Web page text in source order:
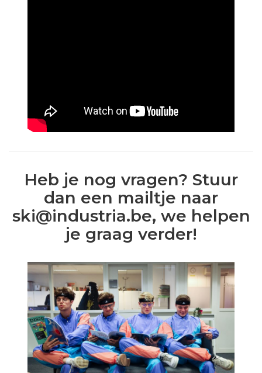
Heb je nog vragen? Stuur
dan een mailtje naar
ski@industria.be, we helpen
je graag verder!